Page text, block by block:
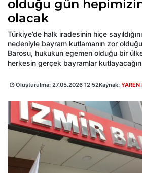
olduğu gün
olacak
Türkiye’de halk iradesinin hiçe
nedeniyle bayram kutlamanın zor
Barosu, hukukun egemen olduğu bir
herkesin gerçek bayramlar
Oluşturulma: 27.05.2026 12:52Kaynak: YAREN